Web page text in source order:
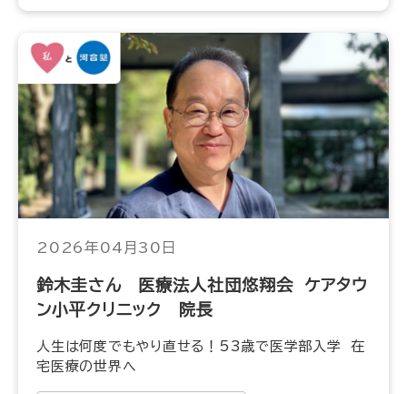
2026年04月30日
鈴木圭さん 医療法人社団悠翔会 ケアタウ
ン小平クリニック 院長
人生は何度でもやり直せる！53歳で医学部入学 在
宅医療の世界へ